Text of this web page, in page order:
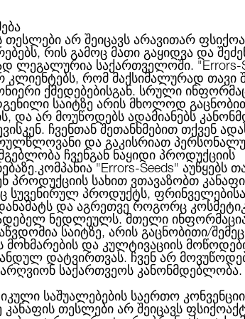
ABOUT US CATEGORIES ᲑᲠᲔᲜᲓᲔᲑᲘ
თესლები არ შეიცავს არავითარ
რის გამოც მათი გაყიდვა და
ლეგალურია საქართველოში. "Errors-
კლიენტებს, რომ მაქსიმალურად თავი
ქმედებებისგან. სრული
საიტზე არის მხოლოდ
და არ მოუწოდებს ადამიანებს
ჩვენთან შეთანხმებით თქვენ
და გაკისრიათ
ჩვენგან ნაყიდი პროდუქციის
"Errors-Seeds" აუწყებს
პროდუქციის სახით ვთავაზობთ
სუვენირულ პროდუქტს, ფრინველებისა
და აგრეთვე როგორც
ნედლეულს. მთელი
საიტზე, არის გაცნობითი/
მოხმარების და კულტივაციის
დატვირთვას. ჩვენ არ
საქართვეოს კანონმდებლობა.
საშუალებების საერთო
კანაფის თესლები არ შეიცავს
Regular Silver
3.50ლ